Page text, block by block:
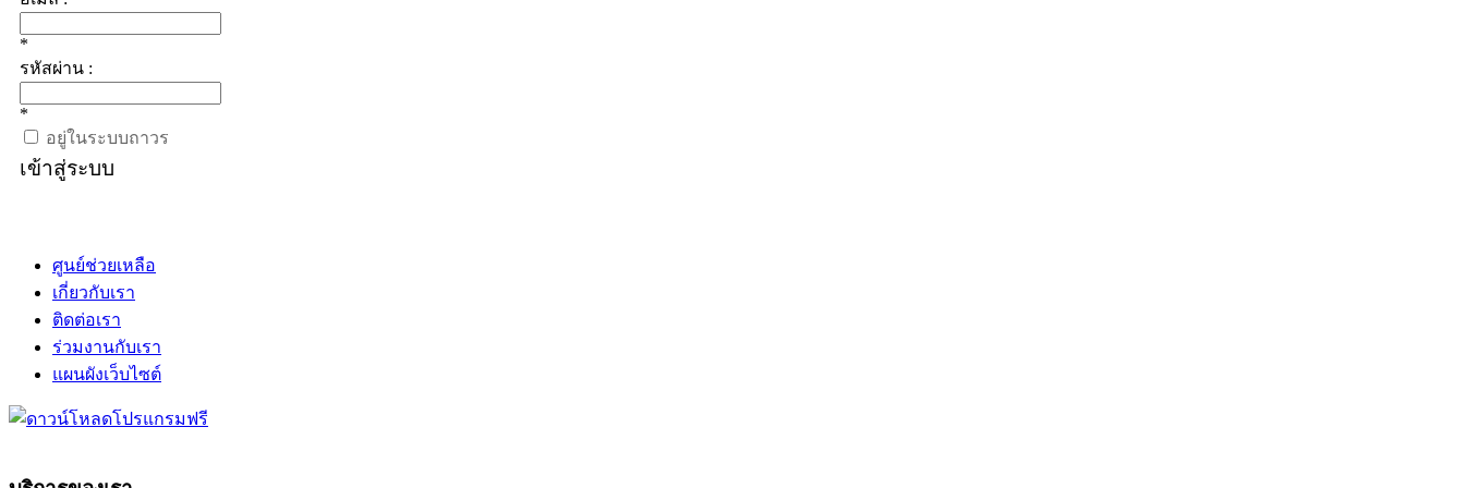
*
รหัสผ่าน :
*
อยู่ในระบบถาวร
เข้าสู่ระบบ
ศูนย์ช่วยเหลือ
เกี่ยวกับเรา
ติดต่อเรา
ร่วมงานกับเรา
แผนผังเว็บไซต์